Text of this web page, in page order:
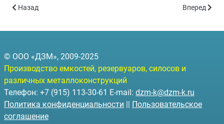
Предыдущий: Бак для топлива объёмом 1.5 куб.м.
Назад Следующий:
Вперед
© ООО «ДЗМ», 2009-2025
Производство емкостей, резервуаров, силосов и
различных металлоконструкций
Телефон: +7 (915) 113-30-61 E-mail: dzm-k@dzm-k.ru
Политика конфиденциальности || Пользовательское
соглашение